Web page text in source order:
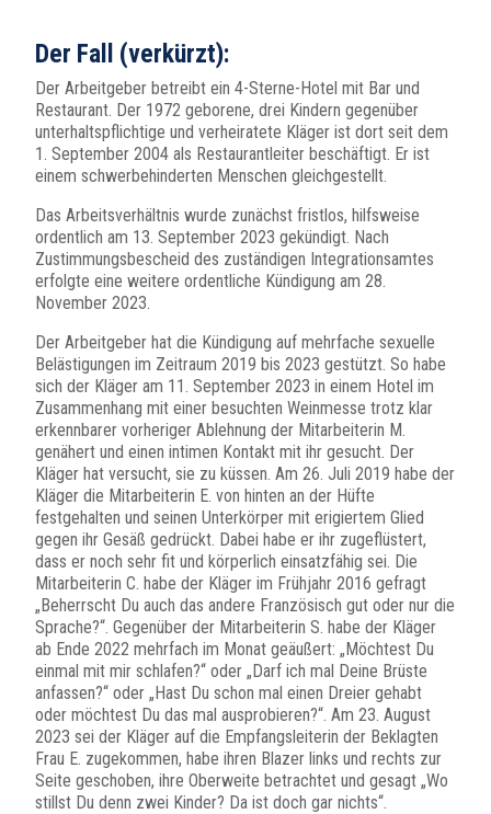
Der Fall (verkürzt):
Der Arbeitgeber betreibt ein 4-Sterne-Hotel mit Bar und
Restaurant. Der 1972 geborene, drei Kindern gegenüber
unterhaltspflichtige und verheiratete Kläger ist dort seit dem
1. September 2004 als Restaurantleiter beschäftigt. Er ist
einem schwerbehinderten Menschen gleichgestellt.
Das Arbeitsverhältnis wurde zunächst fristlos, hilfsweise
ordentlich am 13. September 2023 gekündigt. Nach
Zustimmungsbescheid des zuständigen Integrationsamtes
erfolgte eine weitere ordentliche Kündigung am 28.
November 2023.
Der Arbeitgeber hat die Kündigung auf mehrfache sexuelle
Belästigungen im Zeitraum 2019 bis 2023 gestützt. So habe
sich der Kläger am 11. September 2023 in einem Hotel im
Zusammenhang mit einer besuchten Weinmesse trotz klar
erkennbarer vorheriger Ablehnung der Mitarbeiterin M.
genähert und einen intimen Kontakt mit ihr gesucht. Der
Kläger hat versucht, sie zu küssen. Am 26. Juli 2019 habe der
Kläger die Mitarbeiterin E. von hinten an der Hüfte
festgehalten und seinen Unterkörper mit erigiertem Glied
gegen ihr Gesäß gedrückt. Dabei habe er ihr zugeflüstert,
dass er noch sehr fit und körperlich einsatzfähig sei. Die
Mitarbeiterin C. habe der Kläger im Frühjahr 2016 gefragt
„Beherrscht Du auch das andere Französisch gut oder nur die
Sprache?“. Gegenüber der Mitarbeiterin S. habe der Kläger
ab Ende 2022 mehrfach im Monat geäußert: „Möchtest Du
einmal mit mir schlafen?“ oder „Darf ich mal Deine Brüste
anfassen?“ oder „Hast Du schon mal einen Dreier gehabt
oder möchtest Du das mal ausprobieren?“. Am 23. August
2023 sei der Kläger auf die Empfangsleiterin der Beklagten
Frau E. zugekommen, habe ihren Blazer links und rechts zur
Seite geschoben, ihre Oberweite betrachtet und gesagt „Wo
stillst Du denn zwei Kinder? Da ist doch gar nichts“.